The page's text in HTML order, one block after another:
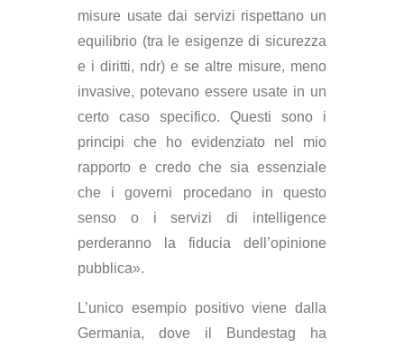
misure usate dai servizi rispettano un
equilibrio (tra le esigenze di sicurezza
e i diritti, ndr) e se altre misure, meno
invasive, potevano essere usate in un
certo caso specifico. Questi sono i
principi che ho evidenziato nel mio
rapporto e credo che sia essenziale
che i governi procedano in questo
senso o i servizi di intelligence
perderanno la fiducia dell’opinione
pubblica».
L’unico esempio positivo viene dalla
Germania, dove il Bundestag ha